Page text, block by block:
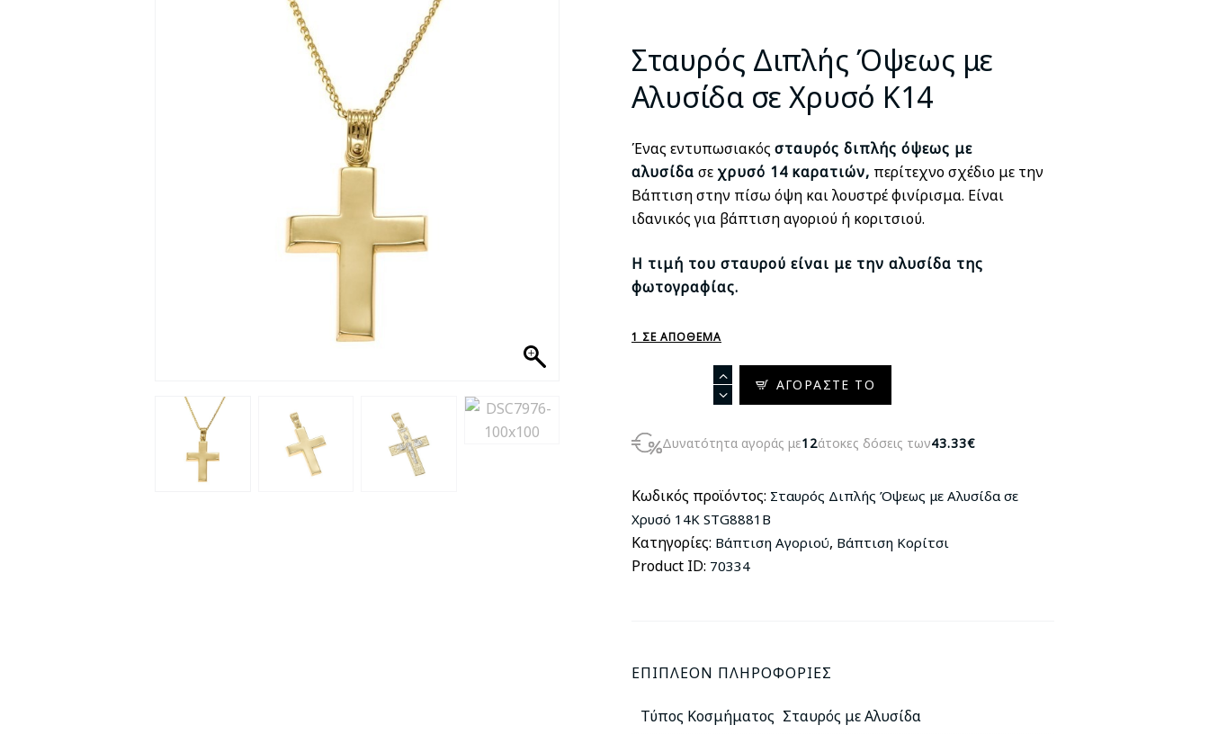
€605.00. είναι:
€520.00.
Σταυρός Διπλής Όψεως με
Αλυσίδα σε Χρυσό Κ14
Ένας εντυπωσιακός σταυρός διπλής όψεως με
αλυσίδα σε χρυσό 14 καρατιών, περίτεχνο σχέδιο με την
Βάπτιση στην πίσω όψη και λουστρέ φινίρισμα. Είναι
ιδανικός για βάπτιση αγοριού ή κοριτσιού.
Η τιμή του σταυρού είναι με την αλυσίδα της
φωτογραφίας.
1 ΣΕ ΑΠΌΘΕΜΑ
με
σε
Χρυσό
14Κ
STG8881B
ΑΓΟΡΆΣΤΕ ΤΟ
Δυνατότητα αγοράς με12άτοκες δόσεις των43.33€
Κωδικός προϊόντος: Σταυρός Διπλής Όψεως με Αλυσίδα σε
Χρυσό 14Κ STG8881B
Κατηγορίες: Βάπτιση Αγοριού, Βάπτιση Κορίτσι
Product ID: 70334
ΕΠΙΠΛΈΟΝ ΠΛΗΡΟΦΟΡΊΕΣ
Τύπος Κοσμήματος Σταυρός με Αλυσίδα